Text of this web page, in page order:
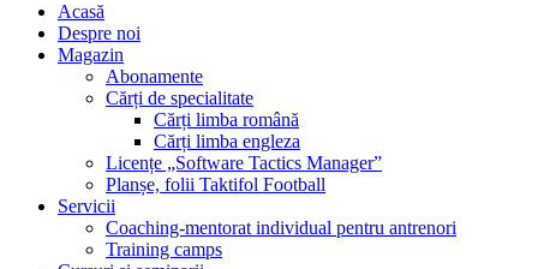
Acasă
Despre noi
Magazin
Abonamente
Cărți de specialitate
Cărți limba română
Cărți limba engleza
Licențe „Software Tactics Manager”
Planșe, folii Taktifol Football
Servicii
Coaching-mentorat individual pentru antrenori
Training camps